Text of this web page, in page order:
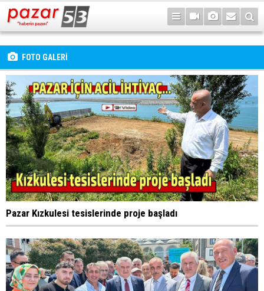
FOTO GALERİ
Pazar Kızkulesi tesislerinde proje başladı